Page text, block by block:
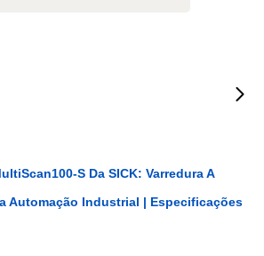
S Da SICK: Varredura A
Automação Industrial | Especificações